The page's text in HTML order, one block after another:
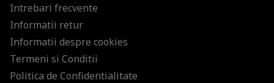
Intrebari frecvente
Informatii retur
Informatii despre cookies
Termeni si Conditii
Politica de Confidentialitate